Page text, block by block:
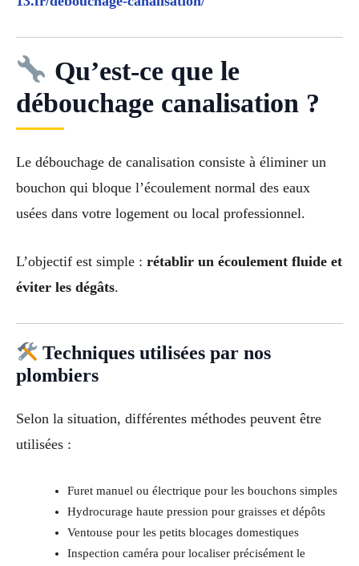
Qu’est-ce que le
débouchage canalisation ?
Le débouchage de canalisation consiste à éliminer un
bouchon qui bloque l’écoulement normal des eaux
usées dans votre logement ou local professionnel.
L’objectif est simple : rétablir un écoulement fluide et
éviter les dégâts.
Techniques utilisées par nos
plombiers
Selon la situation, différentes méthodes peuvent être
utilisées :
Furet manuel ou électrique pour les bouchons simples
Hydrocurage haute pression pour graisses et dépôts
Ventouse pour les petits blocages domestiques
Inspection caméra pour localiser précisément le